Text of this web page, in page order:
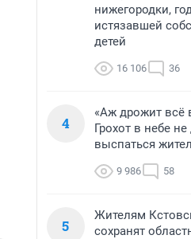
нижегородки,
истязавшей
детей
16 106 36
4
«Аж дрожит всё
Грохот в небе не
выспаться
9 986 58
5
Жителям
сохранят